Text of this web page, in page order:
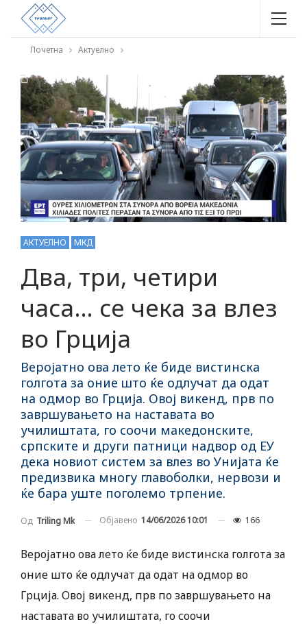
Почетна Актуелно
АКТУЕЛНО МКД
Два, три, четири
часа… се чека за влез
во Грција
Веројатно ова лето ќе биде вистинска
голгота за оние што ќе одлучат да одат
на одмор во Грција. Овој викенд, прв по
завршувањето на наставата во
училиштата, го соочи македонските,
српските и други патници надвор од ЕУ
дека новиот систем за влез во Унијата ќе
предизвика многу главоболки, нервози и
ќе бара уште поголемо трпение.
Од Triling Mk Објавено 14/06/2026 10:01 166
Веројатно ова лето ќе биде вистинска голгота за
оние што ќе одлучат да одат на одмор во
Грција. Овој викенд, прв по завршувањето на
наставата во училиштата, го соочи